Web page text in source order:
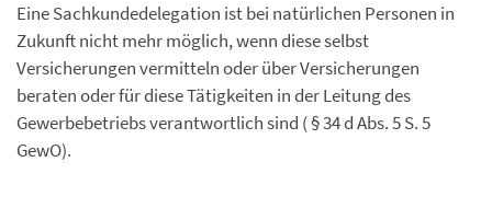
Eine Sachkundedelegation ist bei natürlichen Personen in
Zukunft nicht mehr möglich, wenn diese selbst
Versicherungen vermitteln oder über Versicherungen
beraten oder für diese Tätigkeiten in der Leitung des
Gewerbebetriebs verantwortlich sind ( § 34 d Abs. 5 S. 5
GewO).